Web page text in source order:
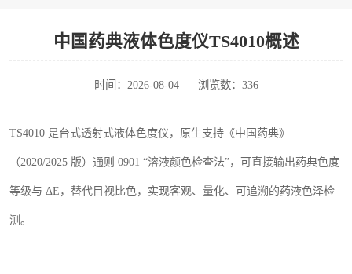
中国药典液体色度仪TS4010概述
时间：2026-08-04 浏览数：336
TS4010 是台式透射式液体色度仪，原生支持《中国药典》
（2020/2025 版）通则 0901 “溶液颜色检查法”，可直接输出药典色度
等级与 ΔE ，替代目视比色，实现客观、量化、可追溯的药液色泽检
测。
光泽度仪
炉温仪维修
行业色差仪